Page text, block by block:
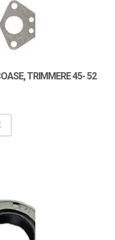
TRIMMERE 45- 52